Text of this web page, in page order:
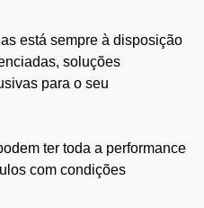
está sempre à disposição
soluções
para o seu
ter toda a performance
com condições